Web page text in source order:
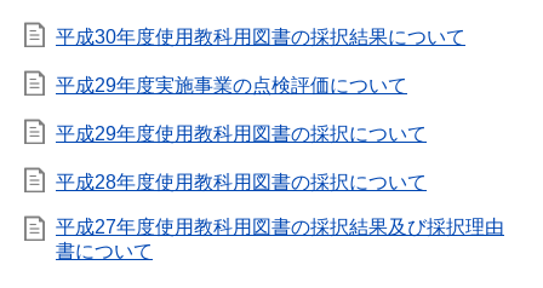
平成30年度使用教科用図書の採択結果について
平成29年度実施事業の点検評価について
平成29年度使用教科用図書の採択について
平成28年度使用教科用図書の採択について
平成27年度使用教科用図書の採択結果及び採択理由
書について